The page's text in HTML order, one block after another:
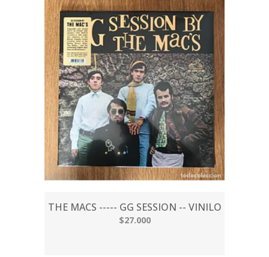
THE MACS ----- GG SESSION -- VINILO
$27.000